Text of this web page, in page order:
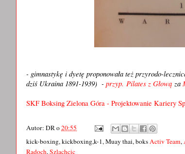
- gimnastykę i dyetę proponowała też przyrodo-
dziś Ukraina 1891-1939) - przyp. Pilates z Głową za
SKF Boksing Zielona Góra - Projektowanie Kariery
Autor: DRo20:55
kick-boxing, kickboxing,k-1, Muay thai, boksActiv Team,
Radoch,Szlachcic